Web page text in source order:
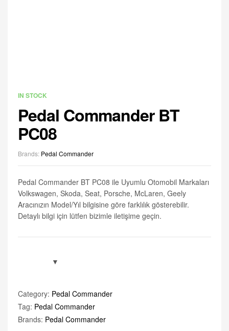
IN STOCK
Pedal Commander BT
PC08
Brands: Pedal Commander
Pedal Commander BT PC08 ile Uyumlu Otomobil Markaları
Volkswagen, Skoda, Seat, Porsche, McLaren, Geely
Aracınızın Model/Yıl bilgisine göre farklılık gösterebilir.
Detaylı bilgi için lütfen bizimle iletişime geçin.
Category: Pedal Commander
Tag: Pedal Commander
Brands: Pedal Commander